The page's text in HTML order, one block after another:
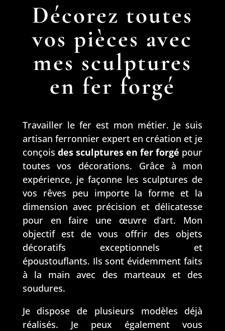
Décorez toutes
vos pièces avec
mes sculptures
en fer forgé
Travailler le fer est mon métier. Je suis
artisan ferronnier expert en création et je
conçois des sculptures en fer forgé pour
toutes vos décorations. Grâce à mon
expérience, je façonne les sculptures de
vos rêves peu importe la forme et la
dimension avec précision et délicatesse
pour en faire une œuvre d’art. Mon
objectif est de vous offrir des objets
décoratifs exceptionnels et
époustouflants. Ils sont évidemment faits
à la main avec des marteaux et des
soudures.
Je dispose de plusieurs modèles déjà
réalisés. Je peux également vous